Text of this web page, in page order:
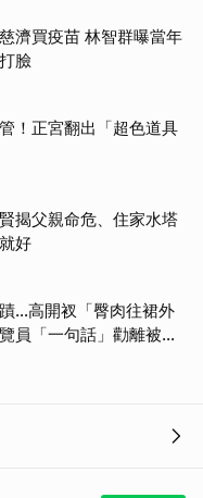
濟買疫苗 林智群曝當年
臉
！正宮翻出「超色道具
揭父親命危、住家水塔
好
…高開衩「臀肉往裙外
員「一句話」勸離被狂